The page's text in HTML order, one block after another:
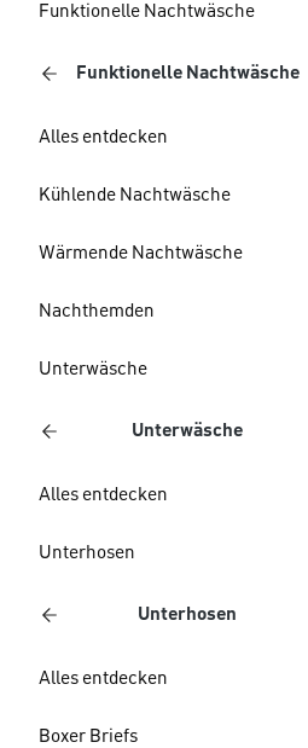
Funktionelle Nachtwäsche
Funktionelle Nachtwäsche
Alles entdecken
Kühlende Nachtwäsche
Wärmende Nachtwäsche
Nachthemden
Unterwäsche
Unterwäsche
Alles entdecken
Unterhosen
Unterhosen
Alles entdecken
Boxer Briefs